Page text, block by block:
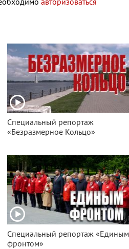
авторизоваться
Специальный репортаж
«Безразмерное Кольцо»
Специальный репортаж «Единым
фронтом»